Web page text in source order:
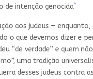
de intenção genocida4
aos judeus —
o que devemos dizer e
“de verdade” e quem
uma tradição
desses judeus contra